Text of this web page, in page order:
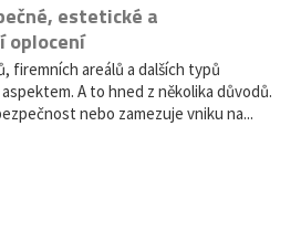
estetické a
oplocení
firemních areálů a dalších typů
A to hned z několika důvodů.
nebo zamezuje vniku na...